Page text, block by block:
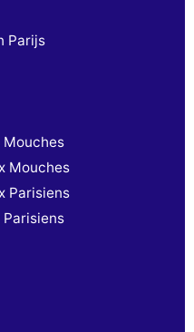
Parijs
Mouches
Parisiens